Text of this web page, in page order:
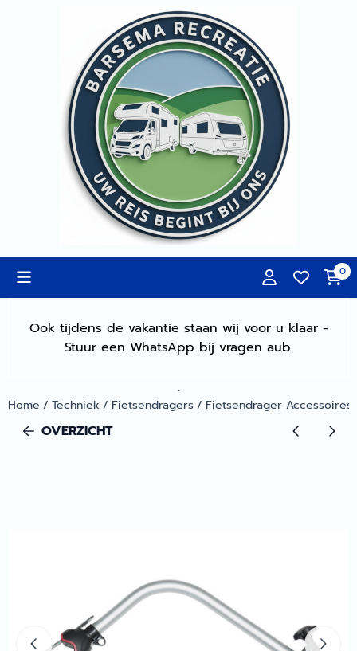
Cookievoorkeuren zijn momenteel gesloten.
0
Ook tijdens de vakantie staan wij voor u klaar -
Stuur een WhatsApp bij vragen aub.
.
Home / Techniek/ Fietsendragers/ Fietsendrager Accessoires
OVERZICHT